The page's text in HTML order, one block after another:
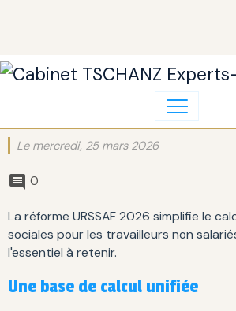
Le mercredi, 25 mars 2026
0
La réforme URSSAF 2026 simplifie le
sociales pour les travailleurs non
l'essentiel à retenir.
Une base de calcul unifiée